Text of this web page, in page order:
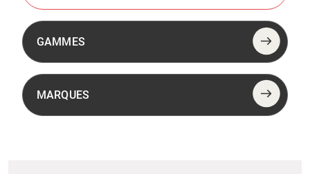
GAMMES
MARQUES